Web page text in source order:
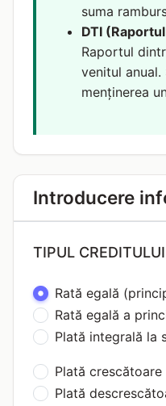
suma
DTI
Raportul
venitul anual.
menținerea
Introducere
TIPUL CREDITULUI
Rată egală
Rată egală a
Plată integrală la
Plată crescătoare
Plată